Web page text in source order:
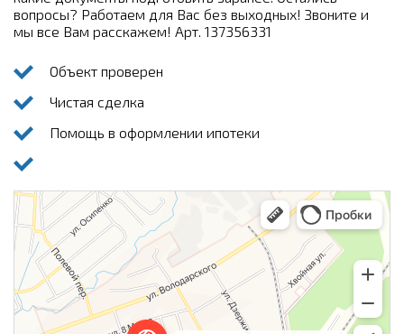
вопросы? Работаем для Вас без выходных! Звоните и
мы все Вам расскажем! Арт. 137356331
Объект проверен
Чистая сделка
Помощь в оформлении ипотеки